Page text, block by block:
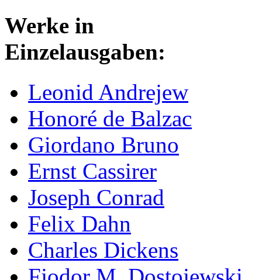
Werke in
Einzelausgaben:
Leonid Andrejew
Honoré de Balzac
Giordano Bruno
Ernst Cassirer
Joseph Conrad
Felix Dahn
Charles Dickens